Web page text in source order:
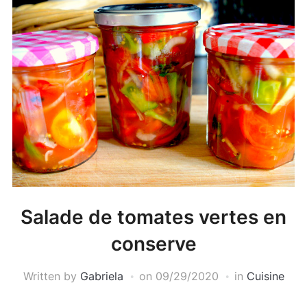
Salade de tomates vertes en
conserve
Written by Gabriela on 09/29/2020 in Cuisine